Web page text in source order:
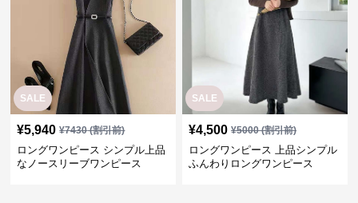
7430(割引前)
ロングワンピース シンプル上品
なノースリーブワンピース
5000(割引前)
ロングワンピース 上品シンプル
ふんわりロングワンピース
ロングワンピース 新着アイテム